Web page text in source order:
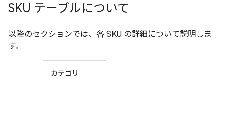
SKU テーブルについて
以降のセクションでは、各 SKU の詳細について説明しま
す。
カテゴリ